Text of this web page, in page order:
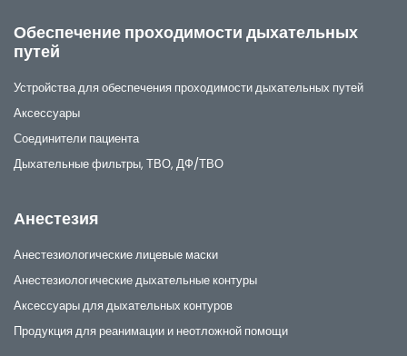
Обеспечение проходимости дыхательных
путей
Устройства для обеспечения проходимости дыхательных путей
Аксессуары
Соединители пациента
Дыхательные фильтры, ТВО, ДФ/ТВО
Анестезия
Анестезиологические лицевые маски
Анестезиологические дыхательные контуры
Аксессуары для дыхательных контуров
Продукция для реанимации и неотложной помощи